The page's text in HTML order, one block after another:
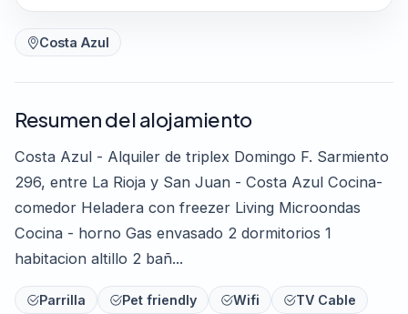
Costa Azul
Resumen del alojamiento
Costa Azul - Alquiler de triplex Domingo F. Sarmiento
296, entre La Rioja y San Juan - Costa Azul Cocina-
comedor Heladera con freezer Living Microondas
Cocina - horno Gas envasado 2 dormitorios 1
habitacion altillo 2 bañ...
Parrilla Pet friendly Wifi
TV Cable